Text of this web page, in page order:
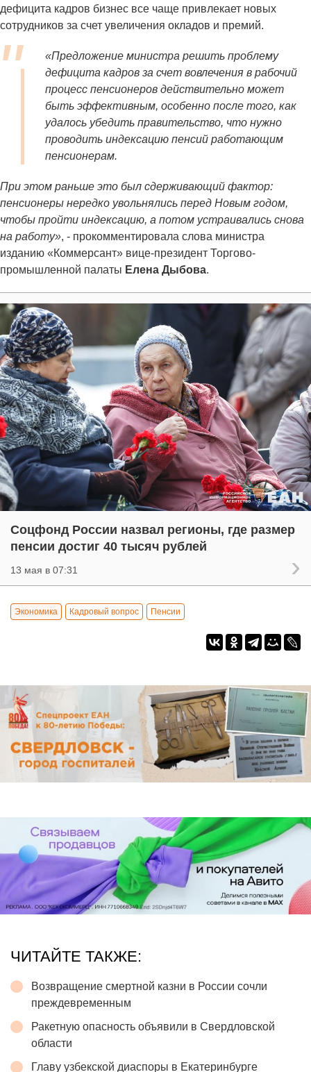
дефицита кадров бизнес все чаще привлекает новых
сотрудников за счет увеличения окладов и премий.
«Предложение министра решить проблему
дефицита кадров за счет вовлечения в рабочий
процесс пенсионеров действительно может
быть эффективным, особенно после того, как
удалось убедить правительство, что нужно
проводить индексацию пенсий работающим
пенсионерам.
При этом раньше это был сдерживающий фактор:
пенсионеры нередко увольнялись перед Новым годом,
чтобы пройти индексацию, а потом устраивались снова
на работу», - прокомментировала слова министра
изданию «Коммерсант» вице-президент Торгово-
промышленной палаты Елена Дыбова.
Соцфонд России назвал регионы, где размер
пенсии достиг 40 тысяч рублей
13 мая в 07:31
Экономика Кадровый вопрос Пенсии
ЧИТАЙТЕ ТАКЖЕ:
Возвращение смертной казни в России сочли
преждевременным
Ракетную опасность объявили в Свердловской
области
Главу узбекской диаспоры в Екатеринбурге